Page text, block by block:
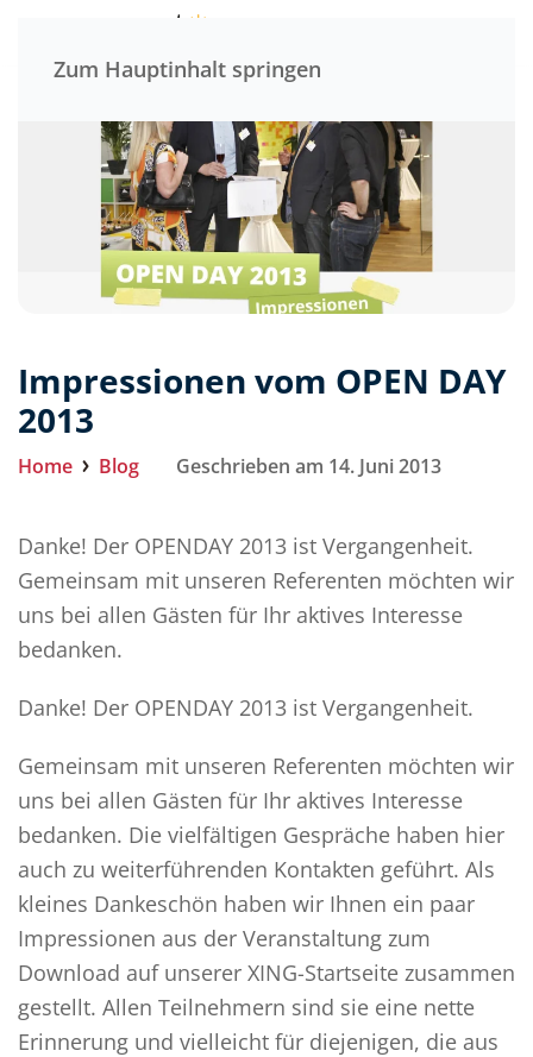
Zum Hauptinhalt springen
Impressionen vom OPEN DAY
2013
Home Blog Geschrieben am 14. Juni 2013
Danke! Der OPENDAY 2013 ist Vergangenheit.
Gemeinsam mit unseren Referenten möchten wir
uns bei allen Gästen für Ihr aktives Interesse
bedanken.
Danke! Der OPENDAY 2013 ist Vergangenheit.
Gemeinsam mit unseren Referenten möchten wir
uns bei allen Gästen für Ihr aktives Interesse
bedanken. Die vielfältigen Gespräche haben hier
auch zu weiterführenden Kontakten geführt. Als
kleines Dankeschön haben wir Ihnen ein paar
Impressionen aus der Veranstaltung zum
Download auf unserer XING-Startseite zusammen
gestellt. Allen Teilnehmern sind sie eine nette
Erinnerung und vielleicht für diejenigen, die aus